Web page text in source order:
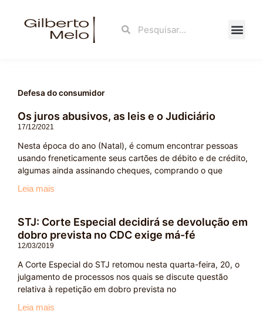
Search
Defesa do consumidor
Os juros abusivos, as leis e o Judiciário
17/12/2021
Nesta época do ano (Natal), é comum encontrar pessoas
usando freneticamente seus cartões de débito e de crédito,
algumas ainda assinando cheques, comprando o que
Leia mais
STJ: Corte Especial decidirá se devolução em
dobro prevista no CDC exige má-fé
12/03/2019
A Corte Especial do STJ retomou nesta quarta-feira, 20, o
julgamento de processos nos quais se discute questão
relativa à repetição em dobro prevista no
Leia mais